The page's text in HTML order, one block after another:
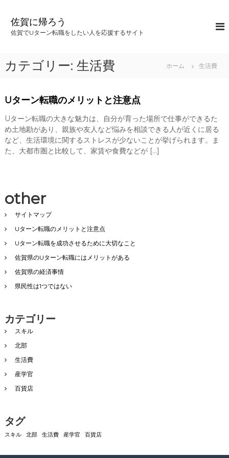
ス
プ
佐賀に帰ろう
佐賀でUターン転職をしたい人を応援するサイト
カテゴリー: 生活費 ホーム 生活費
Uターン転職のメリットと注意点
Uターン転職の大きな魅力は、自分が育った場所で仕事ができるた
め土地勘があり、親族や友人など悩みを相談できる人が近くに居る
など、生活環境に関するストレスが少ないことが挙げられます。ま
た、大都市圏と比較して、家賃や食費などが […]
other
サイトマップ
Uターン転職のメリットと注意点
Uターン転職を成功させるために大切なこと
佐賀県のUターン転職にはメリットがある
佐賀県の経済事情
県民性は1つではない
カテゴリー
スキル
北部
生活費
産学官
百貨店
タグ
スキル 北部 生活費 産学官 百貨店